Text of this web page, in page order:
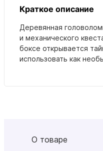
Краткое описание
Деревянная
и механического
боксе открывается
использовать как
О товаре